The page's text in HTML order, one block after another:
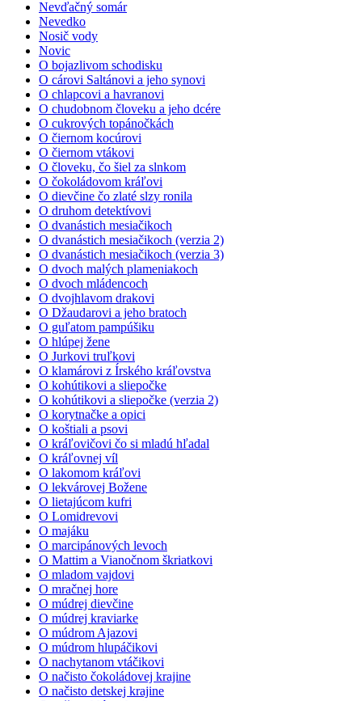
Nevďačný somár
Nevedko
Nosič vody
Novic
O bojazlivom schodisku
O cárovi Saltánovi a jeho synovi
O chlapcovi a havranovi
O chudobnom človeku a jeho dcére
O cukrových topánočkách
O čiernom kocúrovi
O čiernom vtákovi
O človeku, čo šiel za slnkom
O čokoládovom kráľovi
O dievčine čo zlaté slzy ronila
O druhom detektívovi
O dvanástich mesiačikoch
O dvanástich mesiačikoch (verzia 2)
O dvanástich mesiačikoch (verzia 3)
O dvoch malých plameniakoch
O dvoch mládencoch
O dvojhlavom drakovi
O Džaudarovi a jeho bratoch
O guľatom pampúšiku
O hlúpej žene
O Jurkovi truľkovi
O klamárovi z Írského kráľovstva
O kohútikovi a sliepočke
O kohútikovi a sliepočke (verzia 2)
O korytnačke a opici
O koštiali a psovi
O kráľovičovi čo si mladú hľadal
O kráľovnej víl
O lakomom kráľovi
O lekvárovej Božene
O lietajúcom kufri
O Lomidrevovi
O majáku
O marcipánových levoch
O Mattim a Vianočnom škriatkovi
O mladom vajdovi
O mračnej hore
O múdrej dievčine
O múdrej kraviarke
O múdrom Ajazovi
O múdrom hlupáčikovi
O nachytanom vtáčikovi
O načisto čokoládovej krajine
O načisto detskej krajine